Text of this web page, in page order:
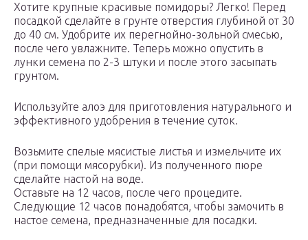
Хотите крупные красивые помидоры? Легко! Перед
посадкой сделайте в грунте отверстия глубиной от 30
до 40 см. Удобрите их перегнойно-зольной смесью,
после чего увлажните. Теперь можно опустить в
лунки семена по 2-3 штуки и после этого засыпать
грунтом.
Используйте алоэ для приготовления натурального и
эффективного удобрения в течение суток.
Возьмите спелые мясистые листья и измельчите их
(при помощи мясорубки). Из полученного пюре
сделайте настой на воде.
Оставьте на 12 часов, после чего процедите.
Следующие 12 часов понадобятся, чтобы замочить в
настое семена, предназначенные для посадки.